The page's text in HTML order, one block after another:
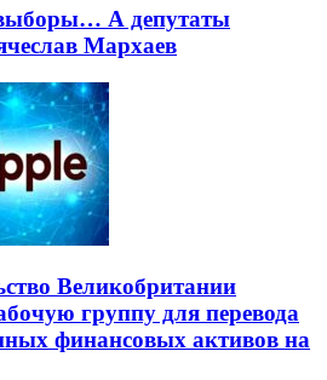
А депутаты
Мархаев
Великобритании
группу для перевода
финансовых активов на